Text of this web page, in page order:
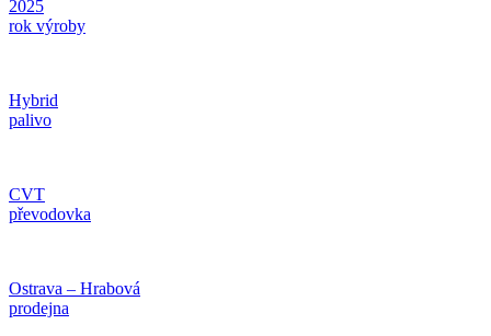
2025
rok výroby
Hybrid
palivo
CVT
převodovka
Ostrava – Hrabová
prodejna